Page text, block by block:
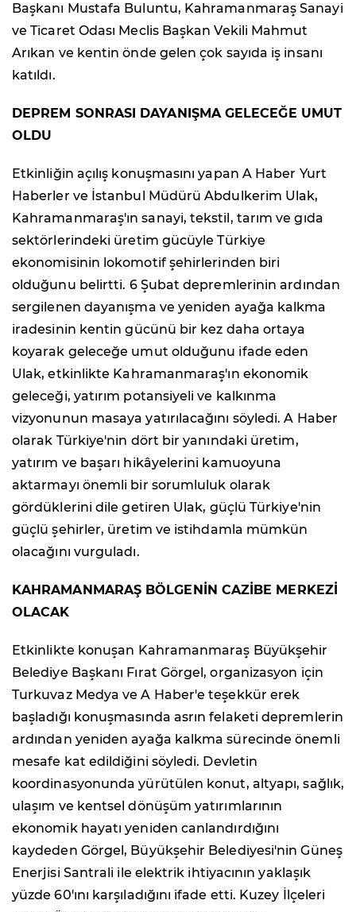
Başkanı Mustafa Buluntu, Kahramanmaraş Sanayi
ve Ticaret Odası Meclis Başkan Vekili Mahmut
Arıkan ve kentin önde gelen çok sayıda iş insanı
katıldı.
DEPREM SONRASI DAYANIŞMA GELECEĞE UMUT
OLDU
Etkinliğin açılış konuşmasını yapan A Haber Yurt
Haberler ve İstanbul Müdürü Abdulkerim Ulak,
Kahramanmaraş'ın sanayi, tekstil, tarım ve gıda
sektörlerindeki üretim gücüyle Türkiye
ekonomisinin lokomotif şehirlerinden biri
olduğunu belirtti. 6 Şubat depremlerinin ardından
sergilenen dayanışma ve yeniden ayağa kalkma
iradesinin kentin gücünü bir kez daha ortaya
koyarak geleceğe umut olduğunu ifade eden
Ulak, etkinlikte Kahramanmaraş'ın ekonomik
geleceği, yatırım potansiyeli ve kalkınma
vizyonunun masaya yatırılacağını söyledi. A Haber
olarak Türkiye'nin dört bir yanındaki üretim,
yatırım ve başarı hikâyelerini kamuoyuna
aktarmayı önemli bir sorumluluk olarak
gördüklerini dile getiren Ulak, güçlü Türkiye'nin
güçlü şehirler, üretim ve istihdamla mümkün
olacağını vurguladı.
KAHRAMANMARAŞ BÖLGENİN CAZİBE MERKEZİ
OLACAK
Etkinlikte konuşan Kahramanmaraş Büyükşehir
Belediye Başkanı Fırat Görgel, organizasyon için
Turkuvaz Medya ve A Haber'e teşekkür erek
başladığı konuşmasında asrın felaketi depremlerin
ardından yeniden ayağa kalkma sürecinde önemli
mesafe kat edildiğini söyledi. Devletin
koordinasyonunda yürütülen konut, altyapı, sağlık,
ulaşım ve kentsel dönüşüm yatırımlarının
ekonomik hayatı yeniden canlandırdığını
kaydeden Görgel, Büyükşehir Belediyesi'nin Güneş
Enerjisi Santrali ile elektrik ihtiyacının yaklaşık
yüzde 60'ını karşıladığını ifade etti. Kuzey İlçeleri